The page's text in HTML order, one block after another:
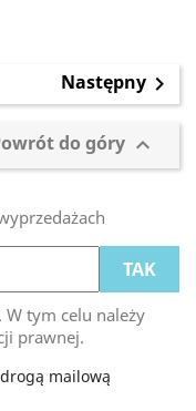
Następny 
do góry 
W tym celu należy
prawnej.
mailową